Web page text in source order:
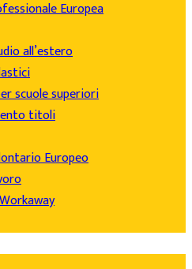
Europea
all’estero
scuole superiori
titoli
Europeo